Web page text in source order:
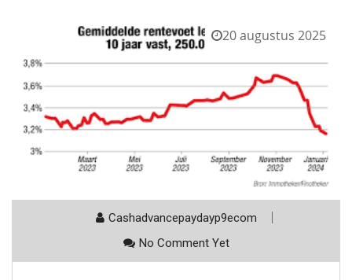
20 augustus 2025
Cashadvancepaydayp9ecom
No Comment Yet